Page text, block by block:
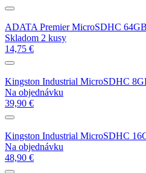
ADATA Premier MicroSDHC
Skladom 2 kusy
14,75 €
Kingston Industrial MicroSDHC
Na objednávku
39,90 €
Kingston Industrial MicroSDHC
Na objednávku
48,90 €